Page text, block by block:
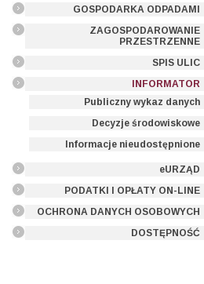
GOSPODARKA ODPADAMI
ZAGOSPODAROWANIE
PRZESTRZENNE
SPIS ULIC
INFORMATOR
Publiczny wykaz danych
Decyzje środowiskowe
Informacje nieudostępnione
eURZĄD
PODATKI I OPŁATY ON-LINE
OCHRONA DANYCH OSOBOWYCH
DOSTĘPNOŚĆ